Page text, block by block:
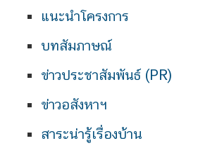
แนะนำโครงการ
บทสัมภาษณ์
ข่าวประชาสัมพันธ์ (PR)
ข่าวอสังหาฯ
สาระน่ารู้เรื่องบ้าน